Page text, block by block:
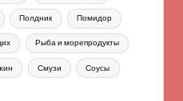
Полдник Помидор
Рыба и морепродукты
Смузи Соусы